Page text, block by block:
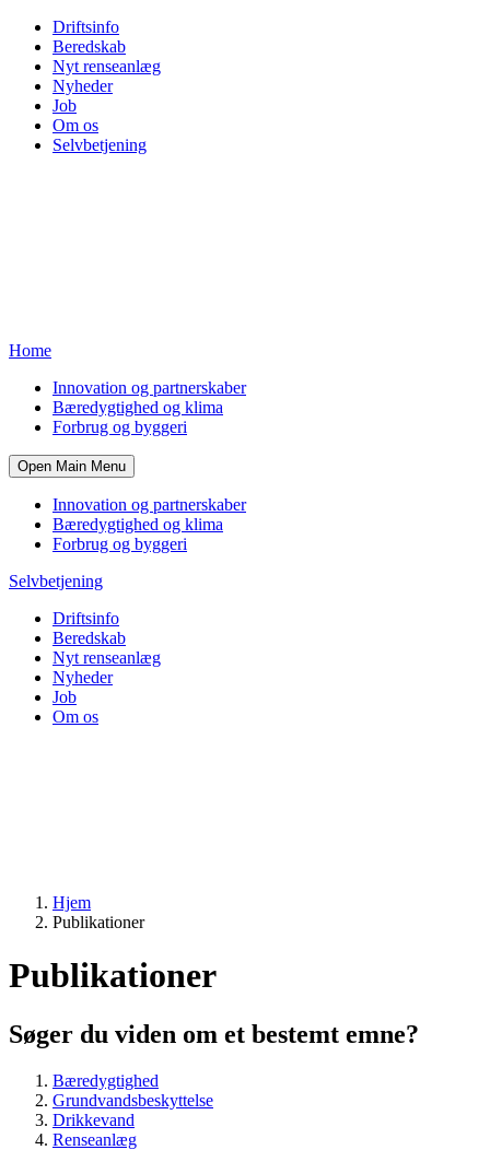
Driftsinfo
Beredskab
Nyt renseanlæg
Nyheder
Job
Om os
Selvbetjening
Home
Innovation og partnerskaber
Bæredygtighed og klima
Forbrug og byggeri
Open Main Menu
Innovation og partnerskaber
Bæredygtighed og klima
Forbrug og byggeri
Selvbetjening
Driftsinfo
Beredskab
Nyt renseanlæg
Nyheder
Job
Om os
Hjem
Publikationer
Publikationer
Søger du viden om et bestemt emne?
Bæredygtighed
Grundvandsbeskyttelse
Drikkevand
Renseanlæg